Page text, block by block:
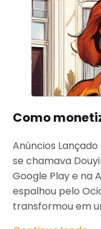
Como
Anúncios
se chamava
Google Play e na
espalhou pelo
transformou em